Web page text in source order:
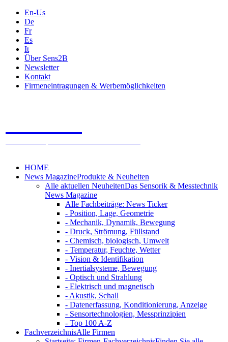
En-Us
De
Fr
Es
It
Über Sens2B
Newsletter
Kontakt
Firmeneintragungen & Werbemöglichkeiten
HOME
News MagazineProdukte & Neuheiten
Alle aktuellen NeuheitenDas Sensorik & Messtechnik
News Magazine
Alle Fachbeiträge: News Ticker
- Position, Lage, Geometrie
- Mechanik, Dynamik, Bewegung
- Druck, Strömung, Füllstand
- Chemisch, biologisch, Umwelt
- Temperatur, Feuchte, Wetter
- Vision & Identifikation
- Inertialsysteme, Bewegung
- Optisch und Strahlung
- Elektrisch und magnetisch
- Akustik, Schall
- Datenerfassung, Konditionierung, Anzeige
- Sensortechnologien, Messprinzipien
- Top 100 A-Z
FachverzeichnisAlle Firmen